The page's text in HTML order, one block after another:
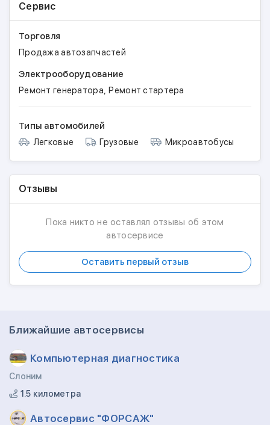
Сервис
Торговля
Продажа автозапчастей
Электрооборудование
Ремонт генератора,Ремонт стартера
Типы автомобилей
Легковые Грузовые Микроавтобусы
Отзывы
Пока никто не оставлял отзывы об этом
автосервисе
Оставить первый отзыв
Ближайшие автосервисы
Компьютерная диагностика
Слоним
1.5 километра
Автосервис "ФОРСАЖ"